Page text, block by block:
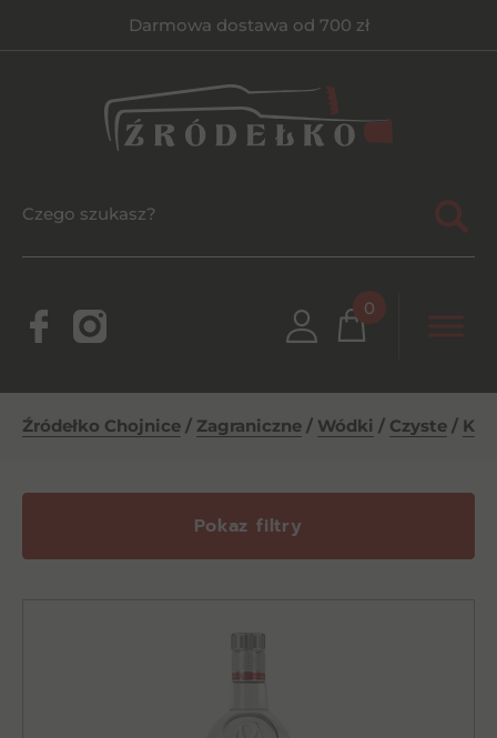
Darmowa dostawa od 700 zł
0
Źródełko Chojnice / Zagraniczne / Wódki / Czyste /
Pokaz filtry